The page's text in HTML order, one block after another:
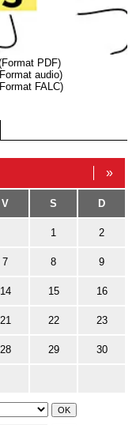
PDF)
audio)
FALC)
»
V S D
1 2
7 8 9
14 15 16
21 22 23
28 29 30